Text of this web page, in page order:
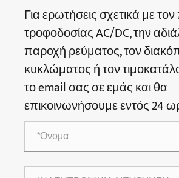
Για ερωτήσεις σχετικά με
τροφοδοσίας AC/DC, την
παροχή ρεύματος, τον
κυκλώματος ή τον
το email σας σε εμάς και θα
επικοινωνήσουμε εντός 24